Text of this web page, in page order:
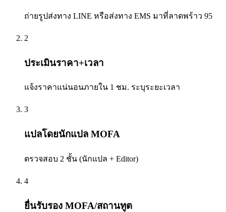
ถ่ายรูปส่งทาง LINE หรือส่งทาง EMS มาที่ลาดพร้าว 95
2
ประเมินราคา+เวลา
แจ้งราคาแน่นอนภายใน 1 ชม. ระบุระยะเวลา
3
แปลโดยนักแปล MOFA
ตรวจสอบ 2 ชั้น (นักแปล + Editor)
4
ยื่นรับรอง MOFA/สถานทูต